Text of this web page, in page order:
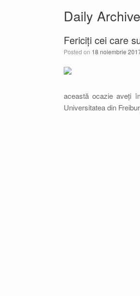
Daily
Fericiți cei care
Posted on 18 noiembrie
această ocazie aveți
Universitatea din